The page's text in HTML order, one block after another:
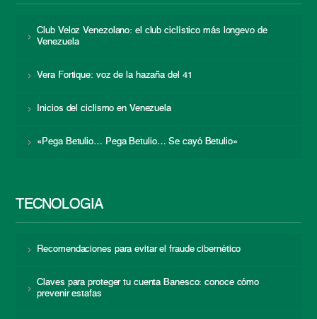
Club Veloz Venezolano: el club ciclístico más longevo de
Venezuela
Vera Fortique: voz de la hazaña del 41
Inicios del ciclismo en Venezuela
«Pega Betulio… Pega Betulio… Se cayó Betulio»
TECNOLOGÍA
Recomendaciones para evitar el fraude cibernético
Claves para proteger tu cuenta Banesco: conoce cómo
prevenir estafas